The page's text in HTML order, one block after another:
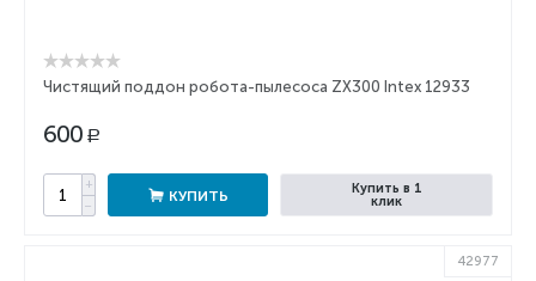
Чистящий поддон робота-пылесоса ZX300 Intex 12933
600 Р
+
−
КУПИТЬ
Купить в 1
клик
42977